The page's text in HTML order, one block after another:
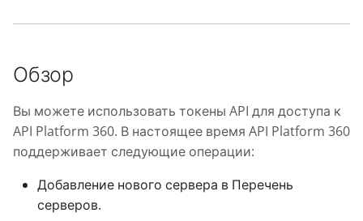
a
l
i
z
Dashboard & User
User Profile
Server Inventory
Clients
Monitoring
Websites
License Management
Linked Emails
Coming Soon
SSO
SSL Certificate issues
FAQ
Обзор
Вы можете использовать токены API для доступа к
API Platform 360. В настоящее время API Platform 360
поддерживает следующие операции:
Добавление нового сервера в Перечень
серверов.